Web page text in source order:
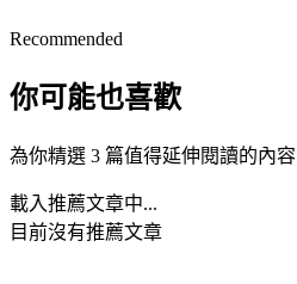
Recommended
你可能也喜歡
為你精選 3 篇值得延伸閱讀的內容
載入推薦文章中...
目前沒有推薦文章